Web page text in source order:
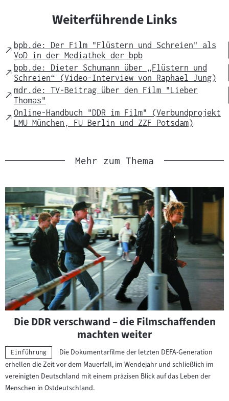
Weiterführende Links
External
Link
bpb.de: Der Film "Flüstern und Schreien" als
VoD in der Mediathek der bpb
External
Link
bpb.de: Dieter Schumann über „Flüstern und
Schreien“ (Video-Interview von Raphael Jung)
External
Link
mdr.de: TV-Beitrag über den Film "Lieber
Thomas"
External
Link
Online-Handbuch "DDR im Film" (Verbundprojekt
LMU München, FU Berlin und ZZF Potsdam)
Mehr zum Thema
Die DDR verschwand – die Filmschaffenden
machten weiter
Kategorie:
Einführung
Die Dokumentarfilme der letzten DEFA-Generation
erhellen die Zeit vor dem Mauerfall, im Wendejahr und schließlich im
vereinigten Deutschland mit einem präzisen Blick auf das Leben der
Menschen in Ostdeutschland.